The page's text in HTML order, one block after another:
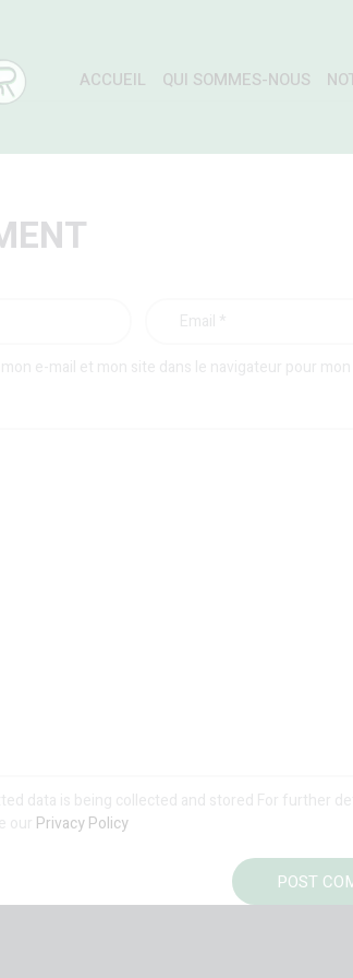
ACCUEIL QUI SOMMES-NOUS
e-mail et mon site dans le navigateur pour
data is being collected and stored For further
our Privacy Policy